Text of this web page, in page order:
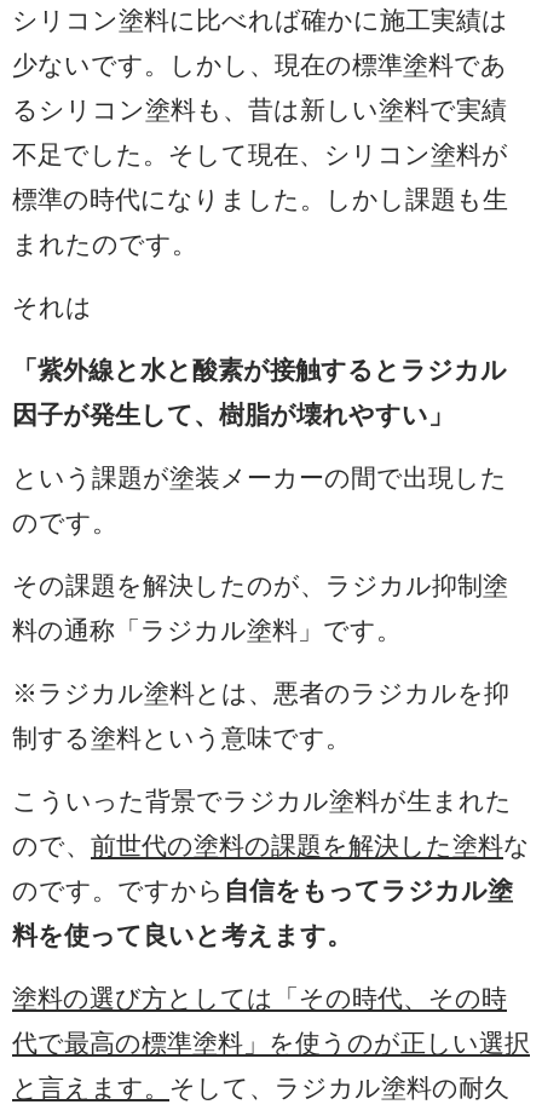
シリコン塗料に比べれば確かに施工実績は
少ないです。しかし、現在の標準塗料であ
るシリコン塗料も、昔は新しい塗料で実績
不足でした。そして現在、シリコン塗料が
標準の時代になりました。しかし課題も生
まれたのです。
それは
「紫外線と水と酸素が接触するとラジカル
因子が発生して、樹脂が壊れやすい」
という課題が塗装メーカーの間で出現した
のです。
その課題を解決したのが、ラジカル抑制塗
料の通称「ラジカル塗料」です。
※ラジカル塗料とは、悪者のラジカルを抑
制する塗料という意味です。
こういった背景でラジカル塗料が生まれた
ので、 前世代の塗料の課題を解決した塗料な
のです。ですから 自信をもってラジカル塗
料を使って良いと考えます。
塗料の選び方としては「その時代、その時
代で最高の標準塗料」を使うのが正しい選択
と言えます。 そして、ラジカル塗料の耐久